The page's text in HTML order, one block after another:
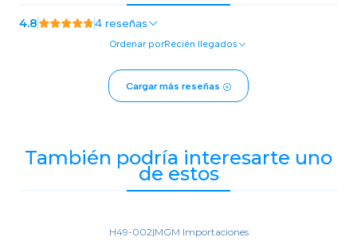
4.8 4 reseñas
Ordenar porRecién llegados
Cargar más reseñas
También podría interesarte uno
de estos
H49-002|MGM Importaciones